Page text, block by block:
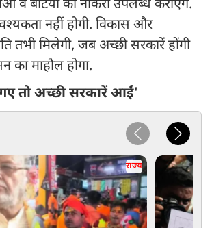
व बेटियों को नौकरी उपलब्ध कराएंगे.
नहीं होगी. विकास और
तभी मिलेगी, जब अच्छी सरकारें होंगी
का माहौल होगा.
तो अच्छी सरकारें आईं'
राज्य